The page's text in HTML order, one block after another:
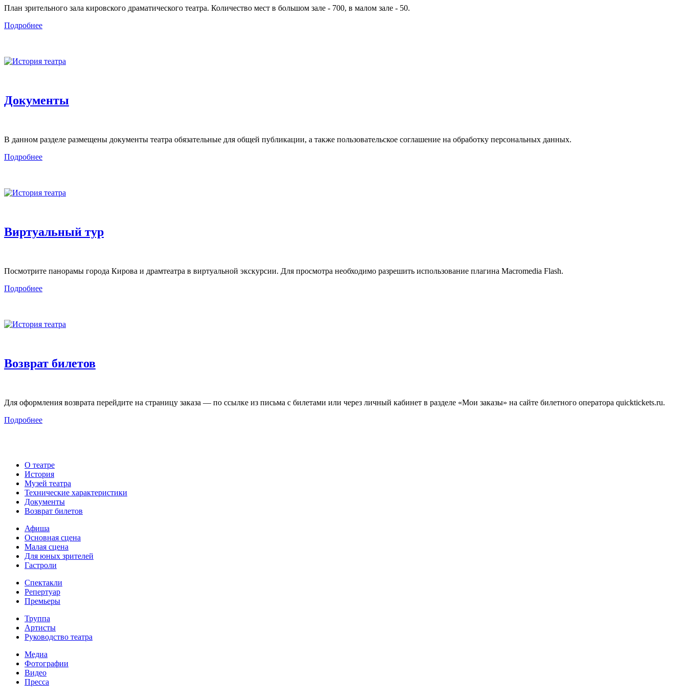
План зрительного зала кировского драматического театра. Количество мест в большом зале - 700, в малом зале - 50.
Подробнее
Документы
В данном разделе размещены документы театра обязательные для общей публикации, а также пользовательское соглашение на обработку персональных данных.
Подробнее
Виртуальный тур
Посмотрите панорамы города Кирова и драмтеатра в виртуальной экскурсии. Для просмотра необходимо разрешить использование плагина Macromedia Flash.
Подробнее
Возврат билетов
Для оформления возврата перейдите на страницу заказа — по ссылке из письма с билетами или через личный кабинет в разделе «Мои заказы» на сайте билетного оператора quicktickets.ru.
Подробнее
О театре
История
Музей театра
Технические характеристики
Документы
Возврат билетов
Афиша
Основная сцена
Малая сцена
Для юных зрителей
Гастроли
Спектакли
Репертуар
Премьеры
Труппа
Артисты
Руководство театра
Медиа
Фотографии
Видео
Пресса